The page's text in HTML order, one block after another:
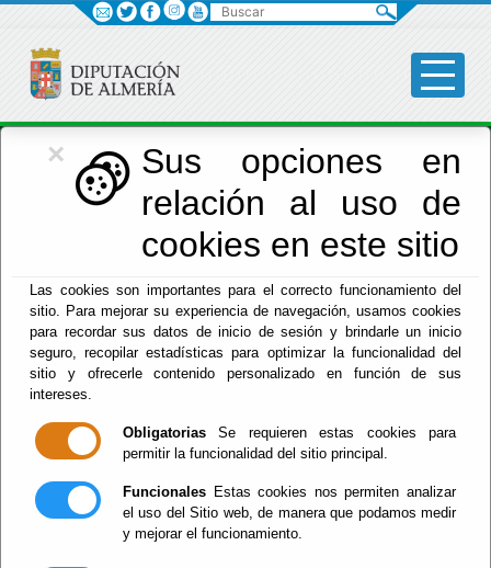
×
Sus opciones en
relación al uso de
cookies en este sitio
Las cookies son importantes para el correcto funcionamiento del
sitio. Para mejorar su experiencia de navegación, usamos cookies
para recordar sus datos de inicio de sesión y brindarle un inicio
seguro, recopilar estadísticas para optimizar la funcionalidad del
sitio y ofrecerle contenido personalizado en función de sus
intereses.
Obligatorias Se requieren estas cookies para
permitir la funcionalidad del sitio principal.
Funcionales Estas cookies nos permiten analizar
el uso del Sitio web, de manera que podamos medir
y mejorar el funcionamiento.
Economía
Menú Hacienda
Hacienda Municipal
Red Provincial
Intranet Adheridos
Intranet Beneficiarios
Servicios EE.LL.
Buscar